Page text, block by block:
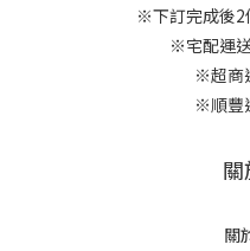
※下訂完成後2
※宅配運
※超商
※順豐
關